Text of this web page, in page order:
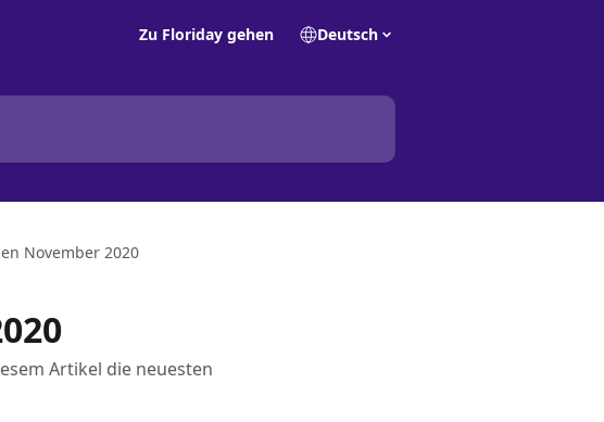
Zu Floriday gehen Deutsch
November 2020
Artikel die neuesten